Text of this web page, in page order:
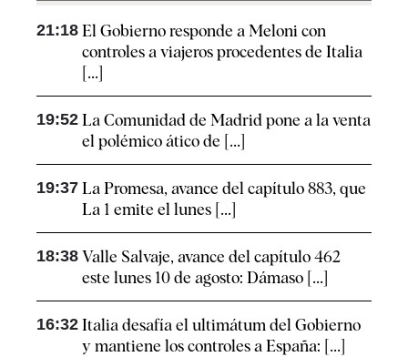
21:18 El Gobierno responde a Meloni con
controles a viajeros procedentes de Italia
[...]
19:52 La Comunidad de Madrid pone a la venta
el polémico ático de [...]
19:37 La Promesa, avance del capítulo 883, que
La 1 emite el lunes [...]
18:38 Valle Salvaje, avance del capítulo 462
este lunes 10 de agosto: Dámaso [...]
16:32 Italia desafía el ultimátum del Gobierno
y mantiene los controles a España: [...]